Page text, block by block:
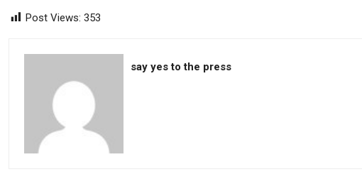
Post Views: 353
say yes to the press